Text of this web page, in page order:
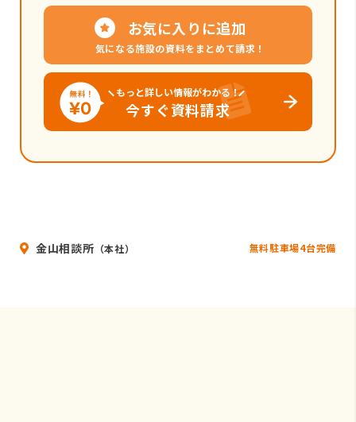
お気に入りに追加
気になる施設の資料をまとめて請求！
もっと詳しい情報がわかる！
今すぐ資料請求
金山相談所 （本社） 無料駐車場4台完備